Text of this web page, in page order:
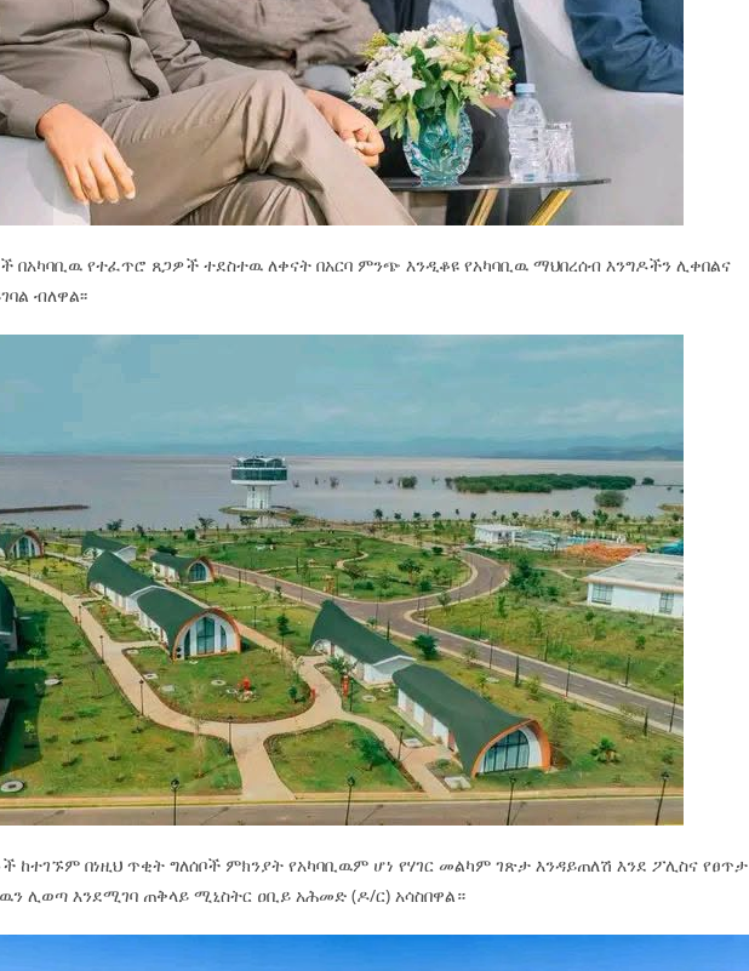
የተፈጥሮ ጸጋዎች ተደስተዉ ለቀናት በአርባ ምንጭ እንዲቆዩ የአካባቢዉ ማህበረሰብ እንግዶችን ሊቀበልና
ብለዋል፡፡
ከተገኙም በነዚህ ጥቂት ግለሰቦች ምክንያት የአካባቢዉም ሆነ የሃገር መልካም ገጽታ እንዳይጠለሽ እንደ ፖሊስና የፀጥታ
ሊወጣ እንደሚገባ ጠቅላይ ሚኒስትር ዐቢይ አሕመድ (ዶ/ር) አሳስበዋል።